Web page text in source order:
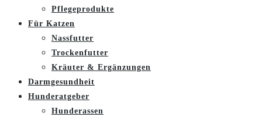
Pflegeprodukte
Für Katzen
Nassfutter
Trockenfutter
Kräuter & Ergänzungen
Darmgesundheit
Hunderatgeber
Hunderassen